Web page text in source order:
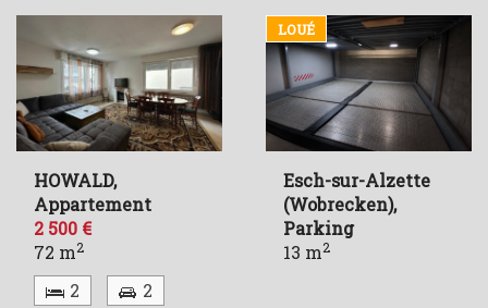
HOWALD,
Appartement
2 500 €
72 m2
2 2
LOUÉ
Esch-sur-Alzette
(Wobrecken),
Parking
13 m2